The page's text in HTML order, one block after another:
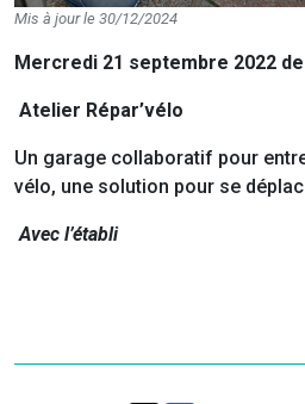
Mis à jour le 30/12/2024
Mercredi 21 septembre 2022 de
Atelier Répar’vélo
Un garage collaboratif pour
vélo, une solution pour se
Avec l’établi